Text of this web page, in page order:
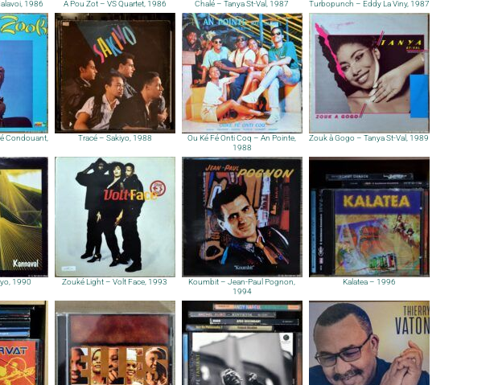
1986 A Pou Zot – VS Quartet, 1986 Chalé – Tanya St-Val, 1987 Turbopunch – Eddy La Viny, 1987
Condouant,
Tracé – Sakiyo, 1988
Ou Ké Fé Onti Coq – An Pointe,
1988
Zouk à Gogo – Tanya St-Val, 1989
1990 Zouké Light – Volt Face, 1993
Koumbit – Jean-Paul Pognon,
1994
Kalatea – 1996